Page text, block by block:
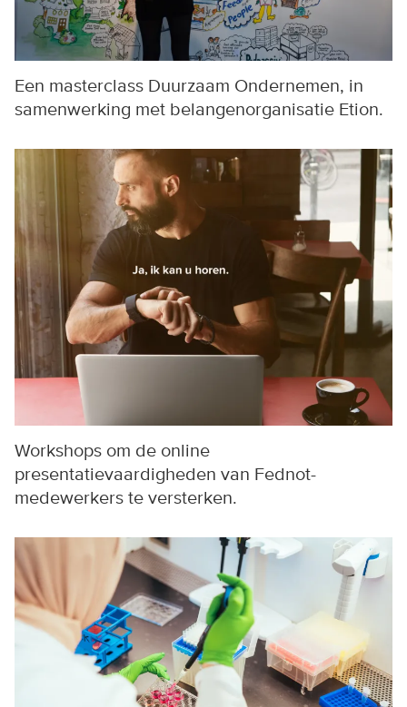
Een masterclass Duurzaam Ondernemen, in
samenwerking met belangenorganisatie Etion.
Workshops om de online
presentatievaardigheden van Fednot-
medewerkers te versterken.